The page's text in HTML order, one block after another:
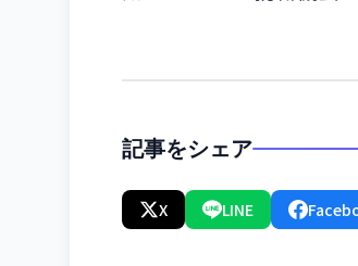
記事をシェア
X LINE